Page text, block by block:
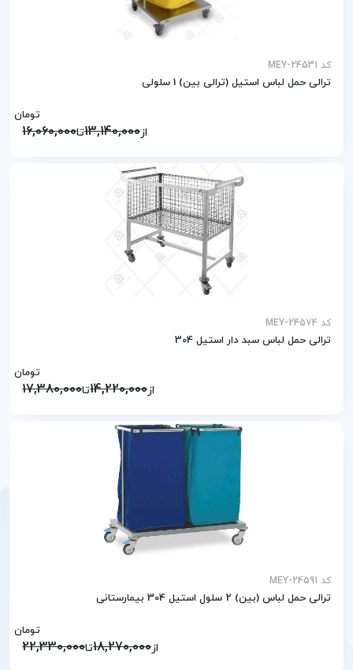
کد MEY-24531
ترالی حمل لباس استیل (ترالی بین) 1 سلولی
از13,140,000تا16,060,000
تومان
کد MEY-24574
ترالی حمل لباس سبد دار استیل 304
از14,220,000تا17,380,000
تومان
کد MEY-24591
ترالی حمل لباس (بین) 2 سلول استیل 304 بیمارستانی
از18,270,000تا22,330,000
تومان